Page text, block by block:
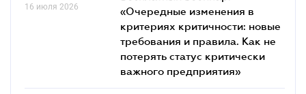
16 июля 2026
«Очередные изменения в
критериях критичности: новые
требования и правила. Как не
потерять статус критически
важного предприятия»